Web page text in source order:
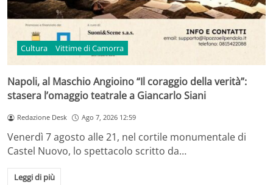
Cultura Vittime di Camorra
Napoli, al Maschio Angioino “Il coraggio della verità”:
stasera l’omaggio teatrale a Giancarlo Siani
Redazione Desk Ago 7, 2026 12:59
Venerdì 7 agosto alle 21, nel cortile monumentale di
Castel Nuovo, lo spettacolo scritto da…
Leggi di più